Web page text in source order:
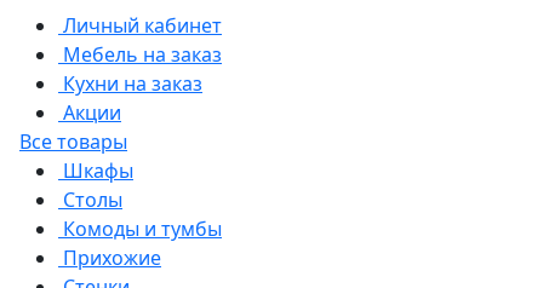
Личный кабинет
Мебель на заказ
Кухни на заказ
Акции
Все товары
Шкафы
Столы
Комоды и тумбы
Прихожие